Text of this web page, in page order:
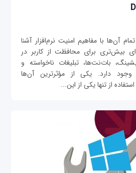
آن‌ها با مفاهیم امنیت نرم‌افزار آشنا
بیش‌تری برای محافظت از کاربر در
بات‌نت‌ها، تبلیغات ناخواسته و
دارد. یکی از مؤثرترین آن‌ها